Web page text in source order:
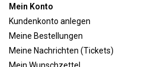
Mein Konto
Kundenkonto anlegen
Meine Bestellungen
Meine Nachrichten (Tickets)